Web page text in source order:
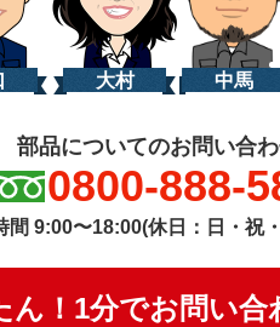
大村 中馬
部品についてのお問い合
0800-888-
間 9:00〜18:00(休日：日・祝・
ん！1分でお問い合